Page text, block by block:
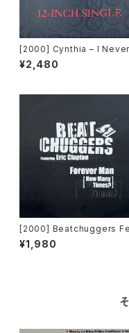
[2000] Cynthia – I Never
aid [Robbins]
¥2,480
[2000] Beatchuggers
uring Eric Clapton –
r Man (How Many
¥1,980